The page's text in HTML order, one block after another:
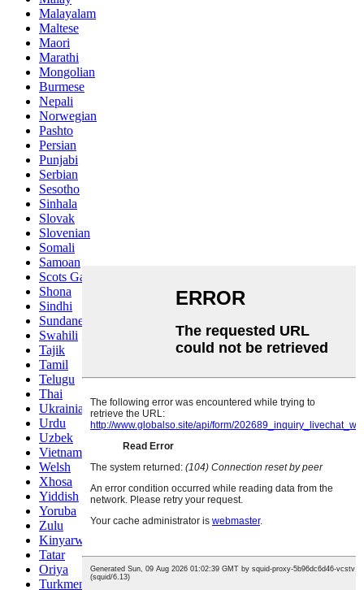
Malayalam
Maltese
Maori
Marathi
Mongolian
Burmese
Nepali
Norwegian
Pashto
Persian
Punjabi
Serbian
Sesotho
Sinhala
Slovak
Slovenian
Somali
Samoan
Scots Gaelic
Shona
Sindhi
Sundanese
Swahili
Tajik
Tamil
Telugu
Thai
Ukrainian
Urdu
Uzbek
Vietnamese
Welsh
Xhosa
Yiddish
Yoruba
Zulu
Kinyarwanda
Tatar
Oriya
Turkmen